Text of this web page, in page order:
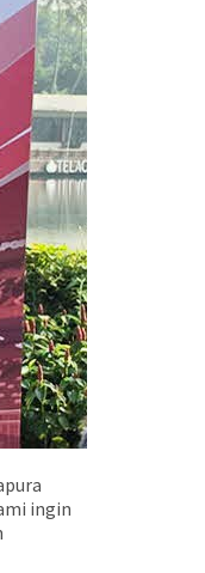
ingin